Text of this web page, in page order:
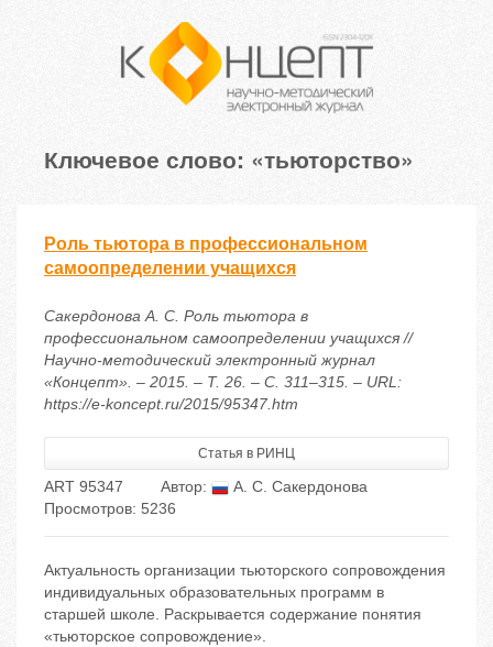
Ключевое слово: «тьюторство»
Роль тьютора в профессиональном
самоопределении учащихся
Сакердонова А. С. Роль тьютора в
профессиональном самоопределении учащихся //
Научно-методический электронный журнал
«Концепт». – 2015. – Т. 26. – С. 311–315. – URL:
https://e-koncept.ru/2015/95347.htm
Статья в РИНЦ
ART 95347 Автор:
А. С. Сакердонова
Просмотров: 5236
Актуальность организации тьюторского сопровождения
индивидуальных образовательных программ в
старшей школе. Раскрывается содержание понятия
«тьюторское сопровождение».